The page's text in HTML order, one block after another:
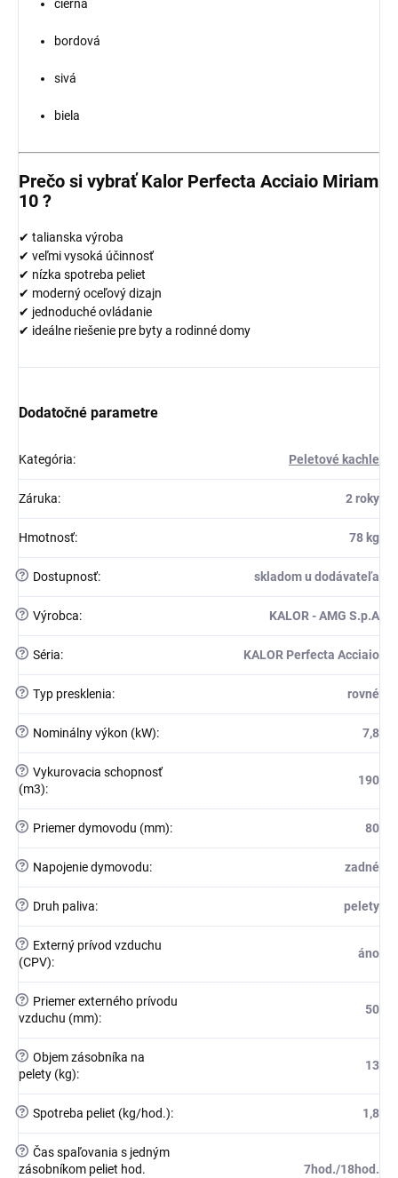
čierna
bordová
sivá
biela
Prečo si vybrať Kalor Perfecta Acciaio Miriam
10 ?
✔ talianska výroba
✔ veľmi vysoká účinnosť
✔ nízka spotreba peliet
✔ moderný oceľový dizajn
✔ jednoduché ovládanie
✔ ideálne riešenie pre byty a rodinné domy
Dodatočné parametre
Kategória: Peletové kachle
Záruka: 2 roky
Hmotnosť: 78 kg
? Dostupnosť: skladom u dodávateľa
? Výrobca: KALOR - AMG S.p.A
? Séria: KALOR Perfecta Acciaio
? Typ presklenia: rovné
? Nominálny výkon (kW): 7,8
? Vykurovacia schopnosť
(m3):
190
? Priemer dymovodu (mm): 80
? Napojenie dymovodu: zadné
? Druh paliva: pelety
?
Externý prívod vzduchu
(CPV):
áno
?
Priemer externého prívodu
vzduchu (mm):
50
? Objem zásobníka na
pelety (kg):
13
? Spotreba peliet (kg/hod.): 1,8
? Čas spaľovania s jedným
zásobníkom peliet hod.
7hod./18hod.